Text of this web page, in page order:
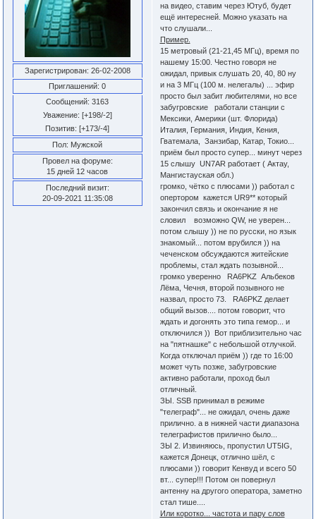
Зарегистрирован: 26-02-2008
Приглашений: 0
Сообщений: 3163
Уважение: [+198/-2]
Позитив: [+173/-4]
Пол: Мужской
Провел на форуме:
15 дней 12 часов
Последний визит:
20-09-2021 11:35:08
на видео, ставим через Ютуб, будет
ещё интересней. Можно указать на
что слушали...
Пример.
15 метровый (21-21,45 МГц), время по
нашему 15:00. Честно говоря не
ожидал, привык слушать 20, 40, 80 ну
и на 3 МГц (100 м. нелегалы) ... эфир
просто был забит любителями, но все
забугровские работали станции с
Мексики, Америки (шт. Флорида)
Италия, Германия, Индия, Кения,
Гватемала, Занзибар, Катар, Токио...
приём был просто супер... минут через
15 слышу UN7AR работает ( Актау,
Мангистауская обл.)
громко, чётко с плюсами )) работал с
опертором кажется UR9** который
закончил связь и окончание я не
словил возможно QW, не уверен...
потом слышу )) не по русски, но язык
знакомый... потом врубился )) на
чеченском обсуждаются житейские
проблемы, стал ждать позывной...
громко уверенно RA6PKZ Альбеков
Лёма, Чечня, второй позывного не
назвал, просто 73. RA6PKZ делает
общий вызов.... потом говорит, что
ждать и догонять это типа гемор... и
отключился )) Вот приблизительно час
на "пятнашке" с небольшой отлучкой.
Когда отключал приём )) где то 16:00
может чуть позже, забугровские
активно работали, проход был
отличный.
ЗЫ. SSB принимал в режиме
"телеграф"... не ожидал, очень даже
прилично. а в нижней части диапазона
телеграфистов прилично было...
ЗЫ 2. Извиняюсь, пропустил UT5IG,
кажется Донецк, отлично шёл, с
плюсами )) говорит Кенвуд и всего 50
вт... супер!!! Потом он повернул
антенну на другого оператора, заметно
стал тише....
Или коротко... частота и пару слов